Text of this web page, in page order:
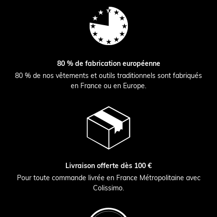
80 % de fabrication européenne
80 % de nos vêtements et outils traditionnels sont fabriqués
en France ou en Europe.
Livraison offerte dès 100 €
Pour toute commande livrée en France Métropolitaine avec
Colissimo.